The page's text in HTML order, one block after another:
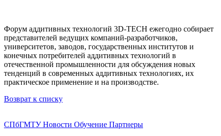
Форум аддитивных технологий 3D-TECH ежегодно собирает
представителей ведущих компаний-разработчиков,
университетов, заводов, государственных институтов и
конечных потребителей аддитивных технологий в
отечественной промышленности для обсуждения новых
тенденций в современных аддитивных технологиях, их
практическое применение и на производстве.
Возврат к списку
СПбГМТУНовости Обучение Партнеры